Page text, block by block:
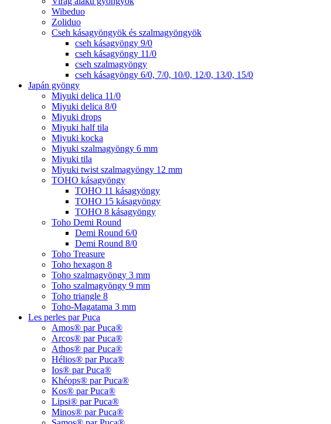
Wibeduo
Zoliduo
Cseh kásagyöngyök és szalmagyöngyök
cseh kásagyöngy 9/0
cseh kásagyöngy 11/0
cseh szalmagyöngy
cseh kásagyöngy 6/0, 7/0, 10/0, 12/0, 13/0, 15/0
Japán gyöngy
Miyuki delica 11/0
Miyuki delica 8/0
Miyuki drops
Miyuki half tila
Miyuki kocka
Miyuki szalmagyöngy 6 mm
Miyuki tila
Miyuki twist szalmagyöngy 12 mm
TOHO kásagyöngy
TOHO 11 kásagyöngy
TOHO 15 kásagyöngy
TOHO 8 kásagyöngy
Toho Demi Round
Demi Round 6/0
Demi Round 8/0
Toho Treasure
Toho hexagon 8
Toho szalmagyöngy 3 mm
Toho szalmagyöngy 9 mm
Toho triangle 8
Toho-Magatama 3 mm
Les perles par Puca
Amos® par Puca®
Arcos® par Puca®
Athos® par Puca®
Hélios® par Puca®
Ios® par Puca®
Khéops® par Puca®
Kos® par Puca®
Lipsi® par Puca®
Minos® par Puca®